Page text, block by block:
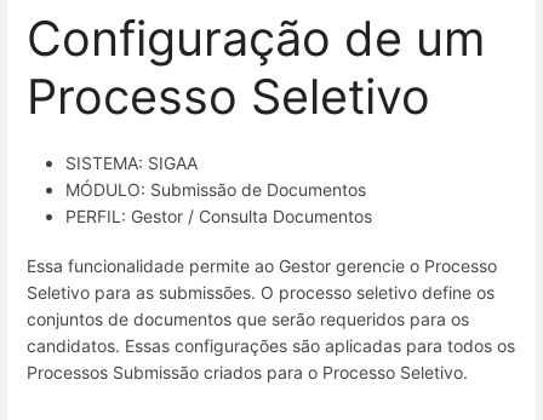
Configuração de um
Processo Seletivo
SISTEMA: SIGAA
MÓDULO: Submissão de Documentos
PERFIL: Gestor / Consulta Documentos
Essa funcionalidade permite ao Gestor gerencie o Processo
Seletivo para as submissões. O processo seletivo define os
conjuntos de documentos que serão requeridos para os
candidatos. Essas configurações são aplicadas para todos os
Processos Submissão criados para o Processo Seletivo.